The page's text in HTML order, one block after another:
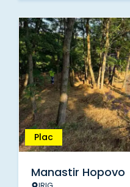
Plac
Manastir Hopovo